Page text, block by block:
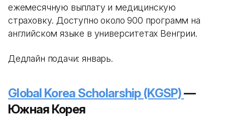
ежемесячную выплату и медицинскую
страховку. Доступно около 900 программ на
английском языке в университетах Венгрии.
Дедлайн подачи: январь.
Global Korea Scholarship (KGSP)—
Южная Корея